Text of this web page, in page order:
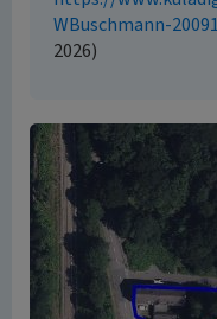
WBuschmann-
2026)